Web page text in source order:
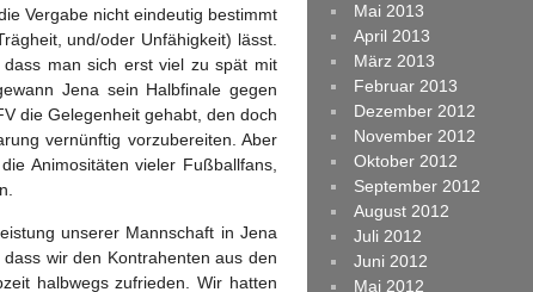
Vergabe nicht eindeutig bestimmt
und/oder Unfähigkeit) lässt.
man sich erst viel zu spät mit
Jena sein Halbfinale gegen
die Gelegenheit gehabt, den doch
vernünftig vorzubereiten. Aber
Animositäten vieler Fußballfans,
unserer Mannschaft in Jena
wir den Kontrahenten aus den
halbwegs zufrieden. Wir hatten
Mai 2013
April 2013
März 2013
Februar 2013
Dezember 2012
November 2012
Oktober 2012
September 2012
August 2012
Juli 2012
Juni 2012
Mai 2012